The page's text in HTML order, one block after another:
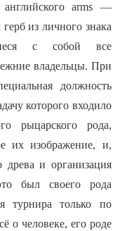
arms —
из личного знака
неся с собой все
владельцы. При
должность
которого входило
рыцарского рода,
их изображение, и,
древа и организация
был своего рода
турнира только по
о человеке, его роде